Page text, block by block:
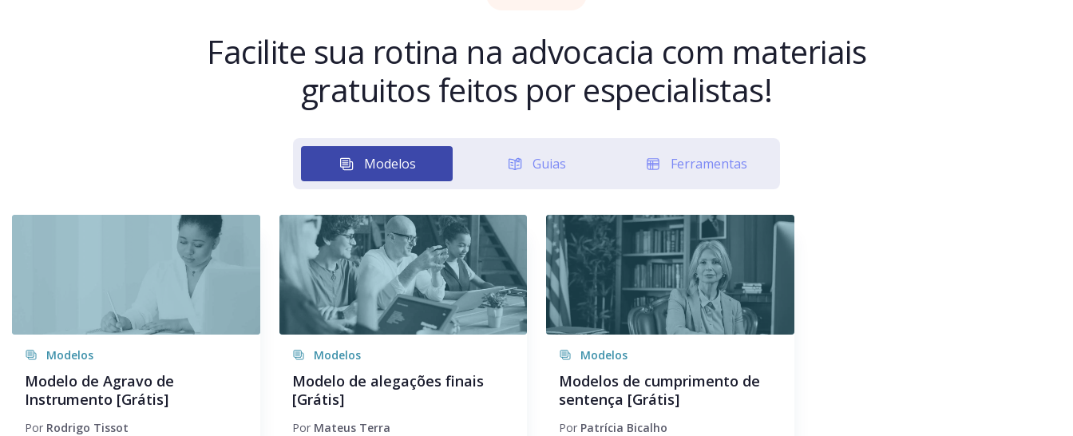
Facilite sua rotina na advocacia com materiais
gratuitos feitos por especialistas!
Modelos Guias Ferramentas
Modelos
Modelo de Agravo de
Instrumento [Grátis]
Por Rodrigo Tissot
Modelos
Modelo de alegações finais
[Grátis]
Por Mateus Terra
Modelos
Modelos de cumprimento de
sentença [Grátis]
Por Patrícia Bicalho